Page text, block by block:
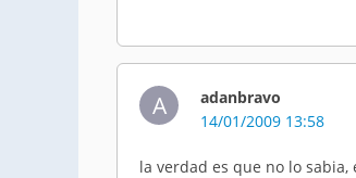
A
adanbravo
14/01/2009 13:58
la verdad es que no lo sabia,